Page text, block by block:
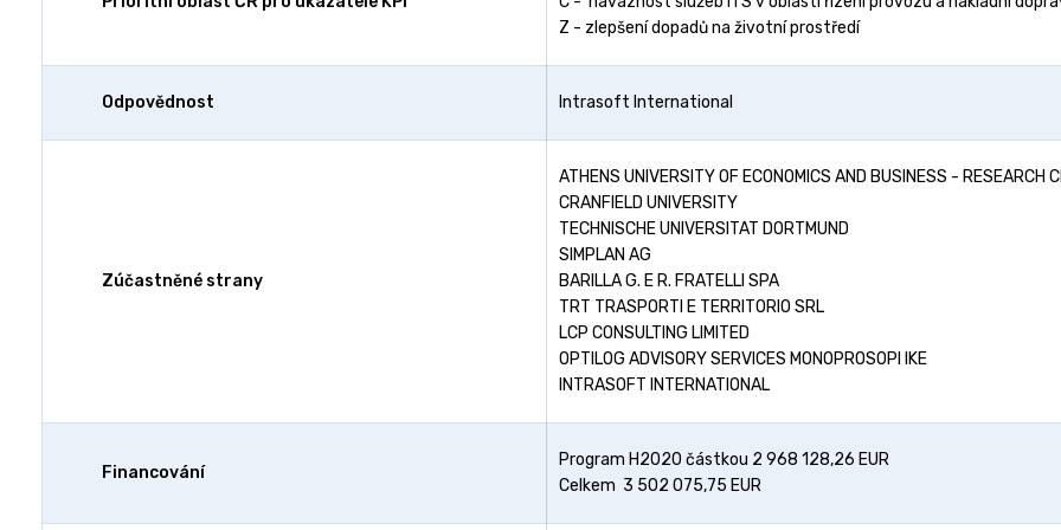
Z - zlepšení dopadů na životní prostředí
Odpovědnost Intrasoft International
Zúčastněné strany
ATHENS UNIVERSITY OF ECONOMICS AND BUSINESS - RESEARCH
CRANFIELD UNIVERSITY
TECHNISCHE UNIVERSITAT DORTMUND
SIMPLAN AG
BARILLA G. E R. FRATELLI SPA
TRT TRASPORTI E TERRITORIO SRL
LCP CONSULTING LIMITED
OPTILOG ADVISORY SERVICES MONOPROSOPI IKE
INTRASOFT INTERNATIONAL
Financování
Program H2020 částkou 2 968 128,26 EUR
Celkem 3 502 075,75 EUR